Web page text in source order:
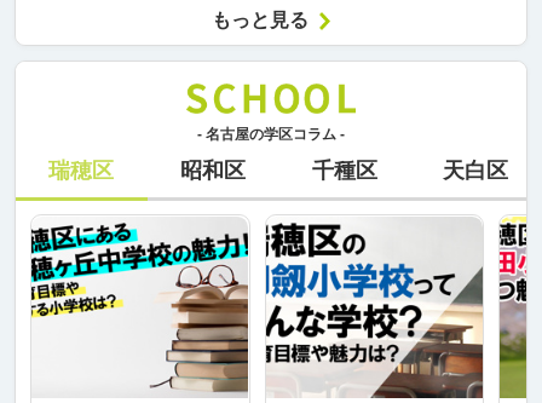
もっと見る
- 名古屋の学区コラム -
瑞穂区 昭和区 千種区 天白区